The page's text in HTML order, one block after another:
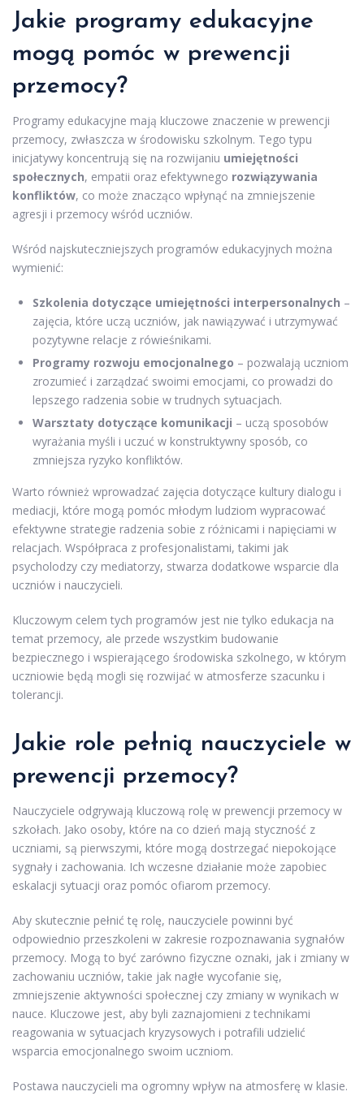
Jakie programy edukacyjne
mogą pomóc w prewencji
przemocy?
Programy edukacyjne mają kluczowe znaczenie w prewencji
przemocy, zwłaszcza w środowisku szkolnym. Tego typu
inicjatywy koncentrują się na rozwijaniu umiejętności
społecznych, empatii oraz efektywnego rozwiązywania
konfliktów, co może znacząco wpłynąć na zmniejszenie
agresji i przemocy wśród uczniów.
Wśród najskuteczniejszych programów edukacyjnych można
wymienić:
Szkolenia dotyczące umiejętności interpersonalnych –
zajęcia, które uczą uczniów, jak nawiązywać i utrzymywać
pozytywne relacje z rówieśnikami.
Programy rozwoju emocjonalnego – pozwalają uczniom
zrozumieć i zarządzać swoimi emocjami, co prowadzi do
lepszego radzenia sobie w trudnych sytuacjach.
Warsztaty dotyczące komunikacji – uczą sposobów
wyrażania myśli i uczuć w konstruktywny sposób, co
zmniejsza ryzyko konfliktów.
Warto również wprowadzać zajęcia dotyczące kultury dialogu i
mediacji, które mogą pomóc młodym ludziom wypracować
efektywne strategie radzenia sobie z różnicami i napięciami w
relacjach. Współpraca z profesjonalistami, takimi jak
psycholodzy czy mediatorzy, stwarza dodatkowe wsparcie dla
uczniów i nauczycieli.
Kluczowym celem tych programów jest nie tylko edukacja na
temat przemocy, ale przede wszystkim budowanie
bezpiecznego i wspierającego środowiska szkolnego, w którym
uczniowie będą mogli się rozwijać w atmosferze szacunku i
tolerancji.
Jakie role pełnią nauczyciele w
prewencji przemocy?
Nauczyciele odgrywają kluczową rolę w prewencji przemocy w
szkołach. Jako osoby, które na co dzień mają styczność z
uczniami, są pierwszymi, które mogą dostrzegać niepokojące
sygnały i zachowania. Ich wczesne działanie może zapobiec
eskalacji sytuacji oraz pomóc ofiarom przemocy.
Aby skutecznie pełnić tę rolę, nauczyciele powinni być
odpowiednio przeszkoleni w zakresie rozpoznawania sygnałów
przemocy. Mogą to być zarówno fizyczne oznaki, jak i zmiany w
zachowaniu uczniów, takie jak nagłe wycofanie się,
zmniejszenie aktywności społecznej czy zmiany w wynikach w
nauce. Kluczowe jest, aby byli zaznajomieni z technikami
reagowania w sytuacjach kryzysowych i potrafili udzielić
wsparcia emocjonalnego swoim uczniom.
Postawa nauczycieli ma ogromny wpływ na atmosferę w klasie.